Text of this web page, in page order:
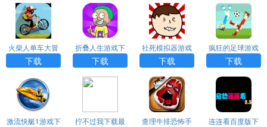
火柴人单车大冒
险下载安装
下载
折叠人生游戏下
载
下载
社死模拟器游戏
下载
下载
疯狂的足球游戏
下载
下载
激流快艇1游戏下 拧不过我下载最 查理牛排恐怖手 连连看百度版下